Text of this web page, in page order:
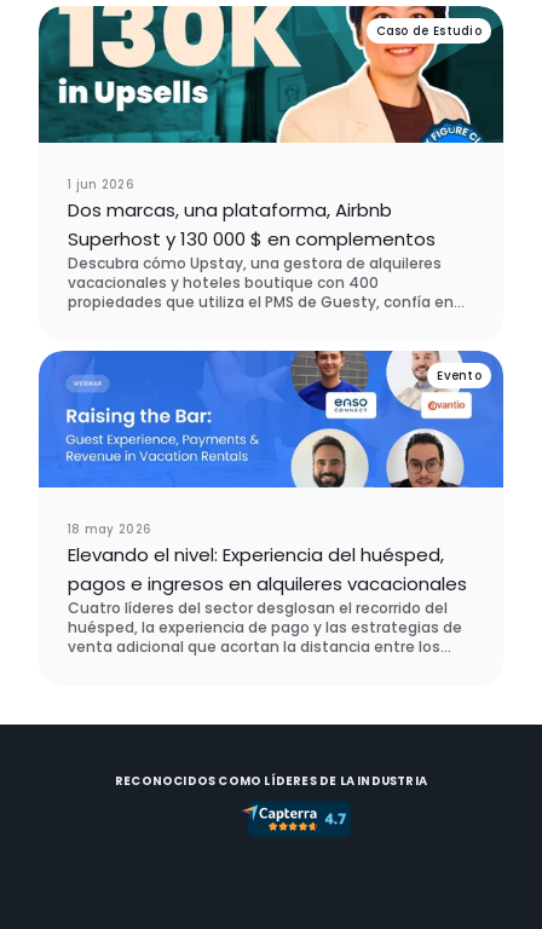
necesidad de contacto manual. Eligieron Enso
Connect en lugar de SuiteOp en el proceso de
evaluación de software.
Caso de Estudio
1 jun 2026
Dos marcas, una plataforma, Airbnb
Superhost y 130 000 $ en complementos
Descubra cómo Upstay, una gestora de alquileres
vacacionales y hoteles boutique con 400
propiedades que utiliza el PMS de Guesty, confía en
Airbnb en todas sus cuentas y generar 130 000 USD en
ingresos por ventas adicionales (upselling) en cinco
mercados distintos.
Evento
18 may 2026
Elevando el nivel: Experiencia del huésped,
pagos e ingresos en alquileres vacacionales
Cuatro líderes del sector desglosan el recorrido del
huésped, la experiencia de pago y las estrategias de
venta adicional que acortan la distancia entre los
RECONOCIDOS COMO LÍDERES DE LA INDUSTRIA